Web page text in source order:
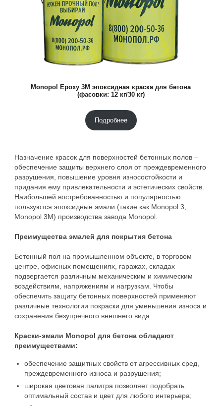
Monopol Epoxy 3M эпоксидная краска для бетона
(фасовки: 12 кг/30 кг)
Подробнее
Назначение красок для поверхностей бетонных полов –
обеспечение защиты верхнего слоя от преждевременного
разрушения, повышение уровня износостойкости и
придания ему привлекательности и эстетических свойств.
Наибольшей востребованностью и популярностью
пользуются эпоксидные эмали (такие как Monopol 3;
Monopol 3M) производства завода Monopol.
Преимущества эмалей для покрытия бетона
Бетонный пол на промышленном объекте, в торговом
центре, офисных помещениях, гаражах, складах
подвергается различным механическим и химическим
воздействиям, напряжениям и нагрузкам. Чтобы
обеспечить защиту бетонных поверхностей применяют
различные технологии покраски для уменьшения износа и
сохранения безупречного внешнего вида.
Краски-эмали Monopol для бетона обладают
преимуществами:
обеспечение защитных свойств от агрессивных сред,
преждевременного износа и разрушения;
широкая цветовая палитра позволяет подобрать
оптимальный состав и цвет для любого интерьера;